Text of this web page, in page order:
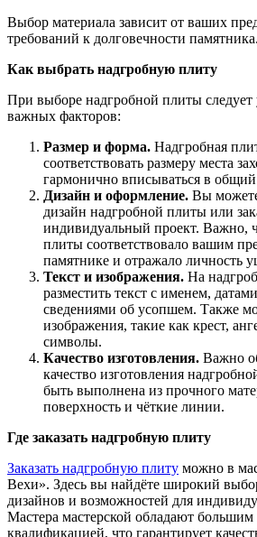
Выбор материала зависит от ваших
требований к долговечности памятника.
Как выбрать надгробную плиту
При выборе надгробной плиты следует
важных факторов:
Размер и форма. Надгробная
соответствовать размеру места
гармонично вписываться в
Дизайн и оформление. Вы
дизайн надгробной плиты или
индивидуальный проект. Важно,
плиты соответствовало вашим
памятнике и отражало личность
Текст и изображения. На
разместить текст с именем,
сведениями об усопшем. Также
изображения, такие как крест,
символы.
Качество изготовления. Важно
качество изготовления
быть выполнена из прочного
поверхность и чёткие линии.
Где заказать надгробную плиту
Заказать надгробную плиту можно в
Вехи». Здесь вы найдёте широкий
дизайнов и возможностей для
Мастера мастерской обладают
квалификацией, что гарантирует